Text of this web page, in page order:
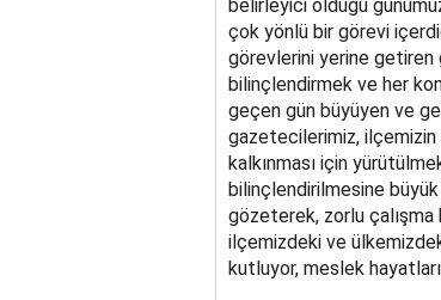
belirleyici olduğu
çok yönlü bir görevi
görevlerini yerine getiren
bilinçlendirmek ve her
geçen gün büyüyen ve
gazetecilerimiz,
kalkınması için
bilinçlendirilmesine büyük
gözeterek, zorlu çalışma
ilçemizdeki ve
kutluyor, meslek